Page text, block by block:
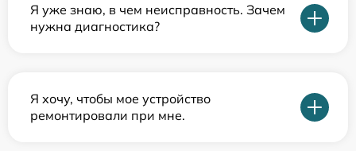
Я уже знаю, в чем неисправность. Зачем
нужна диагностика?
Я хочу, чтобы мое устройство
ремонтировали при мне.